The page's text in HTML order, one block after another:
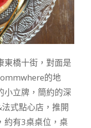
橋十街，對面是
的地
小立牌，簡約的深
式點心店，推開
約有3桌桌位，桌